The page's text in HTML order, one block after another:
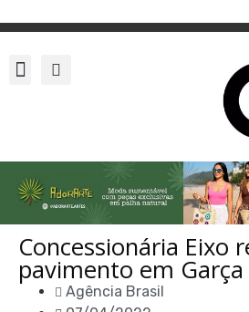
Concessionária Eixo
pavimento em Garça
Agência Brasil